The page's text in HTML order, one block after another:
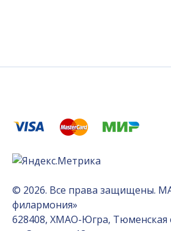
© 2026. Все права защищены.
филармония»
628408, ХМАО-Югра, Тюменская